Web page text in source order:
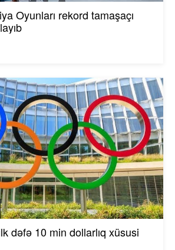
Oyunları rekord tamaşaçı
dəfə 10 min dollarlıq xüsusi